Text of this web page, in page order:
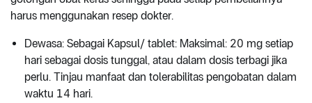
harus menggunakan resep dokter.
Dewasa: Sebagai Kapsul/ tablet: Maksimal: 20 mg setiap
hari sebagai dosis tunggal, atau dalam dosis terbagi jika
perlu. Tinjau manfaat dan tolerabilitas pengobatan dalam
waktu 14 hari.